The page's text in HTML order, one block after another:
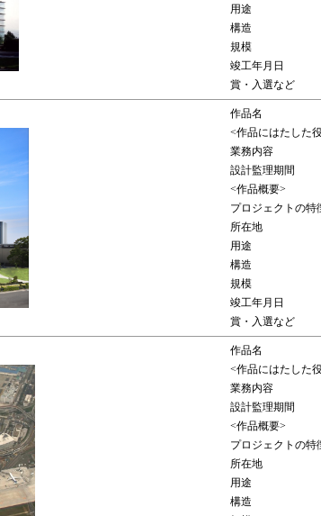
用途
構造
規模
竣工年月日
賞・入選など
作品名
<作品にはたした
業務内容
設計監理期間
<作品概要>
プロジェクトの特
所在地
用途
構造
規模
竣工年月日
賞・入選など
作品名
<作品にはたした
業務内容
設計監理期間
<作品概要>
プロジェクトの特
所在地
用途
構造